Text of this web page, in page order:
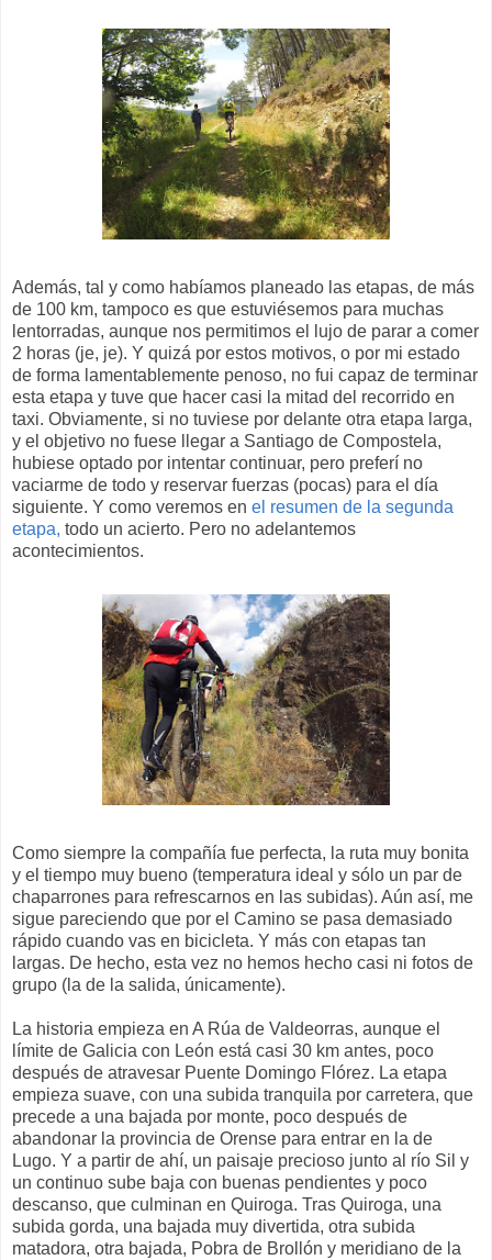
Además, tal y como habíamos planeado las etapas, de más
de 100 km, tampoco es que estuviésemos para muchas
lentorradas, aunque nos permitimos el lujo de parar a comer
2 horas (je, je). Y quizá por estos motivos, o por mi estado
de forma lamentablemente penoso, no fui capaz de terminar
esta etapa y tuve que hacer casi la mitad del recorrido en
taxi. Obviamente, si no tuviese por delante otra etapa larga,
y el objetivo no fuese llegar a Santiago de Compostela,
hubiese optado por intentar continuar, pero preferí no
vaciarme de todo y reservar fuerzas (pocas) para el día
siguiente. Y como veremos en el resumen de la segunda
etapa, todo un acierto. Pero no adelantemos
acontecimientos.
Como siempre la compañía fue perfecta, la ruta muy bonita
y el tiempo muy bueno (temperatura ideal y sólo un par de
chaparrones para refrescarnos en las subidas). Aún así, me
sigue pareciendo que por el Camino se pasa demasiado
rápido cuando vas en bicicleta. Y más con etapas tan
largas. De hecho, esta vez no hemos hecho casi ni fotos de
grupo (la de la salida, únicamente).
La historia empieza en A Rúa de Valdeorras, aunque el
límite de Galicia con León está casi 30 km antes, poco
después de atravesar Puente Domingo Flórez. La etapa
empieza suave, con una subida tranquila por carretera, que
precede a una bajada por monte, poco después de
abandonar la provincia de Orense para entrar en la de
Lugo. Y a partir de ahí, un paisaje precioso junto al río Sil y
un continuo sube baja con buenas pendientes y poco
descanso, que culminan en Quiroga. Tras Quiroga, una
subida gorda, una bajada muy divertida, otra subida
matadora, otra bajada, Pobra de Brollón y meridiano de la